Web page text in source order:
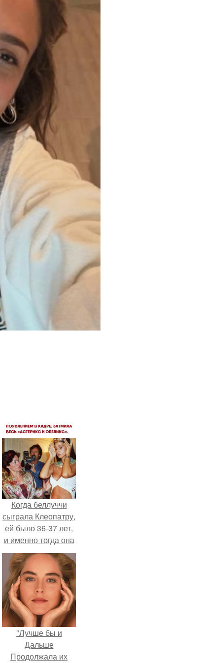
Когда беллуччи
сыграла Клеопатру,
ей было 36-37 лет,
и именно тогда она
находилась на
вершине карьеры.
"Лучше бы и
Дальше
Продолжала их